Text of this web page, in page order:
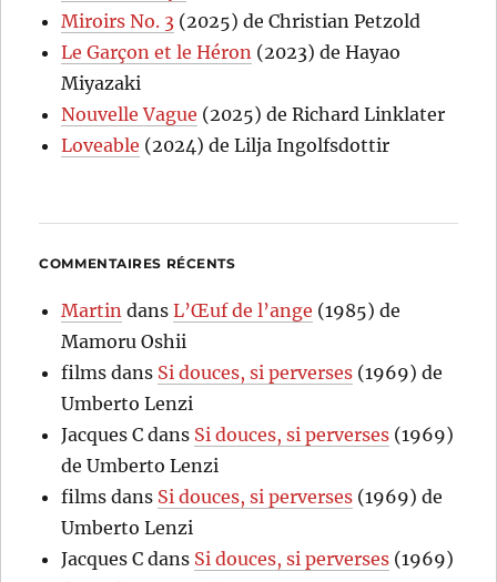
Miroirs No. 3 (2025) de Christian Petzold
Le Garçon et le Héron (2023) de Hayao
Miyazaki
Nouvelle Vague (2025) de Richard Linklater
Loveable (2024) de Lilja Ingolfsdottir
COMMENTAIRES RÉCENTS
Martin dansL’Œuf de l’ange (1985) de
Mamoru Oshii
films dans Si douces, si perverses (1969) de
Umberto Lenzi
Jacques C dans Si douces, si perverses (1969)
de Umberto Lenzi
films dans Si douces, si perverses (1969) de
Umberto Lenzi
Jacques C dans Si douces, si perverses (1969)